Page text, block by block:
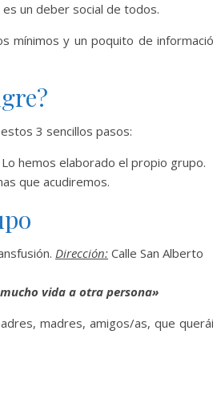
un deber social de todos.
mínimos y un poquito de
3 sencillos pasos:
hemos elaborado el propio grupo.
que acudiremos.
Dirección: Calle San Alberto
vida a otra persona»
madres, amigos/as, que